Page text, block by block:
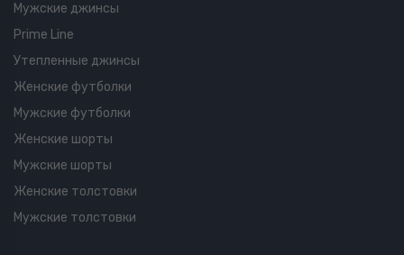
Мужские джинсы
Prime Line
Утепленные джинсы
Женские футболки
Мужские футболки
Женские шорты
Мужские шорты
Женские толстовки
Мужские толстовки